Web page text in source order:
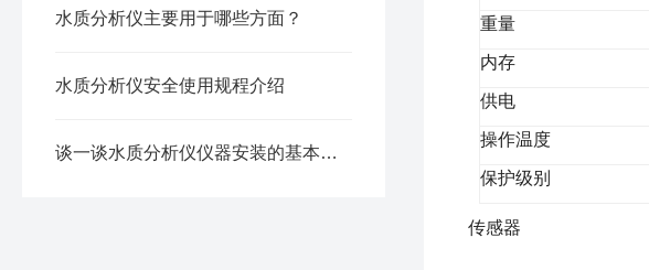
水质分析仪主要用于哪些方面？
水质分析仪安全使用规程介绍
谈一谈水质分析仪仪器安装的基本要求
重量
内存
供电
操作温度
保护级别
传感器